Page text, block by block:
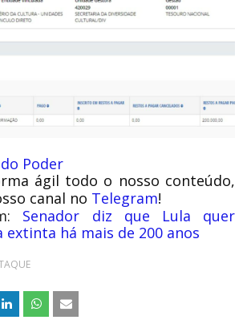
Poder
ágil todo o nosso conteúdo,
canal no Telegram!
Senador diz que Lula quer
há mais de 200 anos